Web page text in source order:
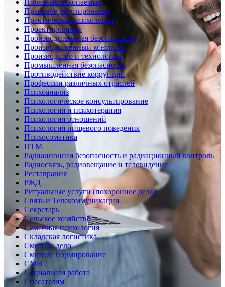
Полезные ископаемые
Правовое регулирование
Практическая психология
Проектирование
Производственная безопасность
Производственный контроль
Производство и технологии
Промышленная безопасность
Противодействие коррупции
Профессии различных отраслей
Психоанализ
Психологическое консультирование
Психология и психотерапия
Психология отношений
Психология пищевого поведения
Психосоматика
ПТМ
Радиационная безопасность и радиационный контроль
Радиосвязь, радиовещание и телевидение
Реставрация
РЖД
Ритуальные услуги (похоронное дело)
Связь и Телекоммуникации
Секретарь
Сельское хозяйство
Семейная психология
Складская логистика
Сметное дело
Сметное нормирование
СМИ
Социальная работа
Спасателям